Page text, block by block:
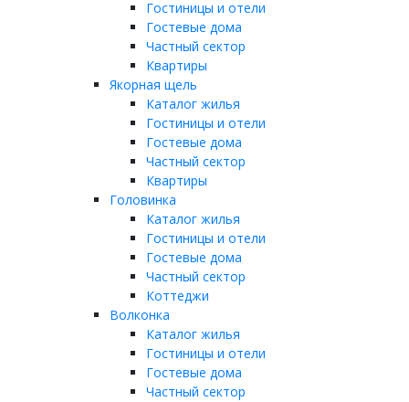
Гостиницы и отели
Гостевые дома
Частный сектор
Квартиры
Якорная щель
Каталог жилья
Гостиницы и отели
Гостевые дома
Частный сектор
Квартиры
Головинка
Каталог жилья
Гостиницы и отели
Гостевые дома
Частный сектор
Коттеджи
Волконка
Каталог жилья
Гостиницы и отели
Гостевые дома
Частный сектор